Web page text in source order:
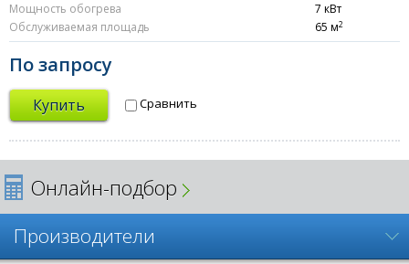
Мощность обогрева
7 кВт
Обслуживаемая площадь
65 м2
По запросу
Купить Сравнить
Онлайн-подбор
Производители